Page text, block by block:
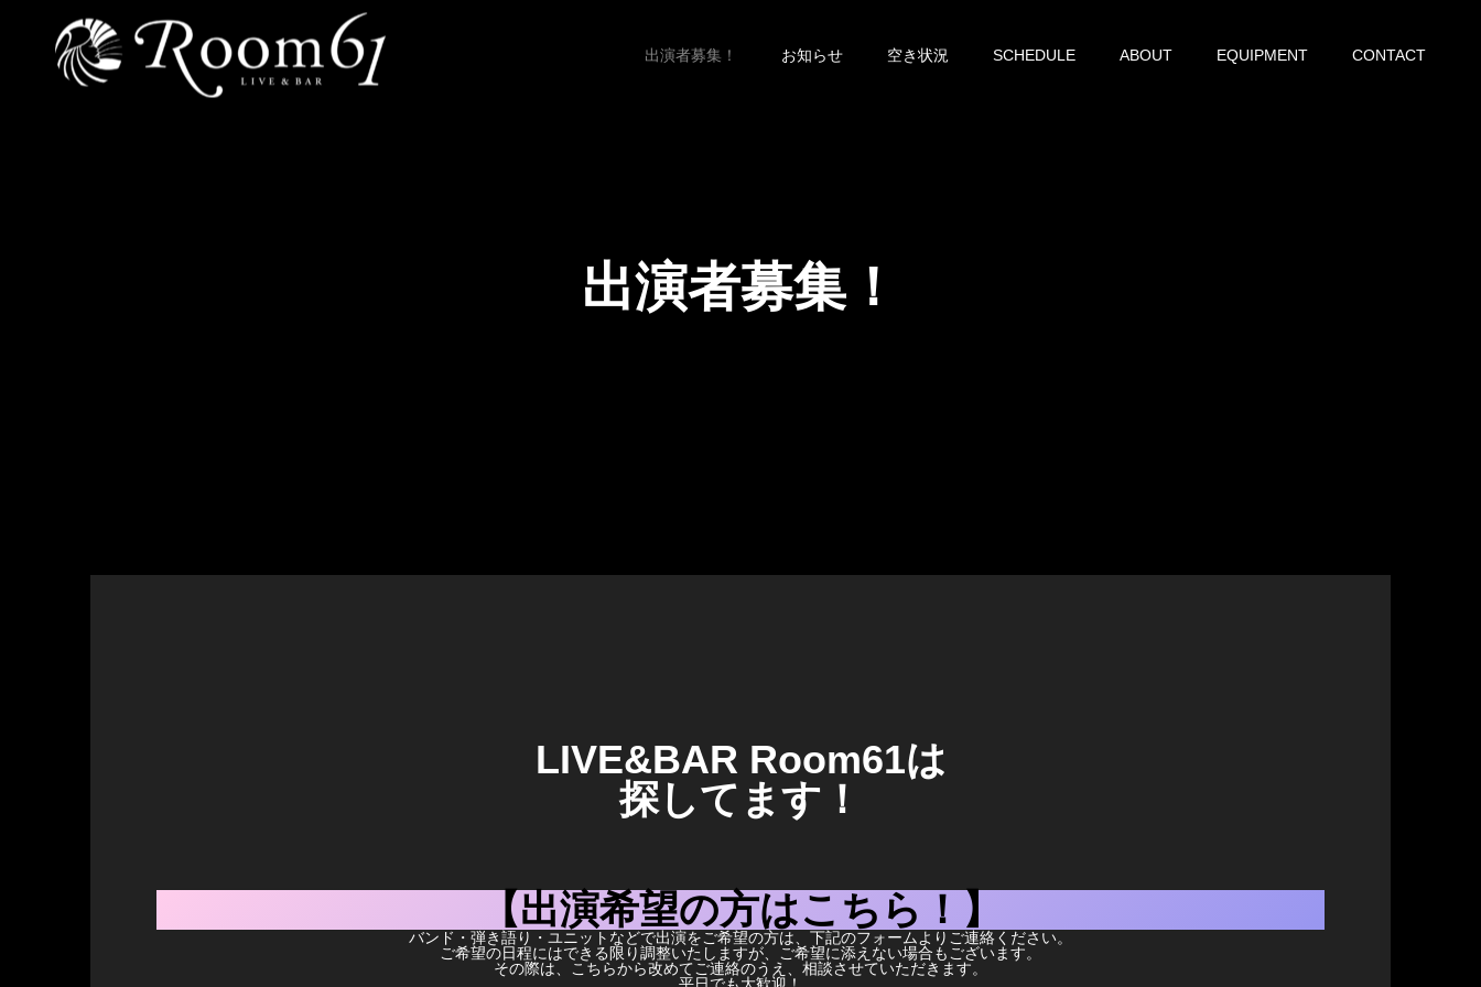
出演者募集！ お知らせ 空き状況 SCHEDULE ABOUT EQUIPMENT CONTACT
出演者募集！
LIVE&BAR Room61は
探してます！
【出演希望の方はこちら！】
バンド・弾き語り・ユニットなどで出演をご希望の方は、下記のフォームよりご連絡ください。
ご希望の日程にはできる限り調整いたしますが、ご希望に添えない場合もございます。
その際は、こちらから改めてご連絡のうえ、相談させていただきます。